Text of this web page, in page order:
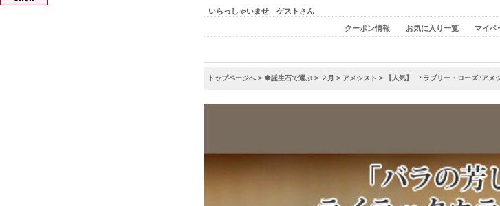
いらっしゃいませ ゲストさん
クーポン情報 お気に入り一覧 マイペ
トップページへ > ◆誕生石で選ぶ > ２月 > アメシスト > 【人気】 “ラブリー・ローズ”ア